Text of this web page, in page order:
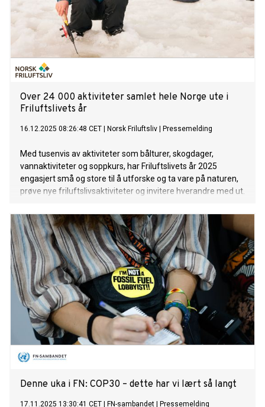
Over 24 000 aktiviteter samlet hele Norge ute i
Friluftslivets år
16.12.2025 08:26:48 CET Norsk Friluftsliv Pressemelding
Med tusenvis av aktiviteter som bålturer, skogdager,
vannaktiviteter og soppkurs, har Friluftslivets år 2025
engasjert små og store til å utforske og ta vare på naturen,
prøve nye friluftslivsaktiviteter og invitere hverandre med ut.
Denne uka i FN: COP30 – dette har vi lært så langt
17.11.2025 13:30:41 CET FN-sambandet Pressemelding